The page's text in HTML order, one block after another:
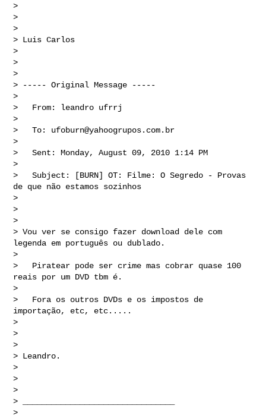
>
>
>
> Luis Carlos
>
>
>
> ----- Original Message -----
>
>   From: leandro ufrrj
>
>   To: ufoburn@yahoogrupos.com.br
>
>   Sent: Monday, August 09, 2010 1:14 PM
>
>   Subject: [BURN] OT: Filme: O Segredo - Provas
de que não estamos sozinhos
>
>
>
> Vou ver se consigo fazer download dele com
legenda em português ou dublado.
>
>   Piratear pode ser crime mas cobrar quase 100
reais por um DVD tbm é.
>
>   Fora os outros DVDs e os impostos de
importação, etc, etc.....
>
>
>
> Leandro.
>
>
>
> ________________________________
>